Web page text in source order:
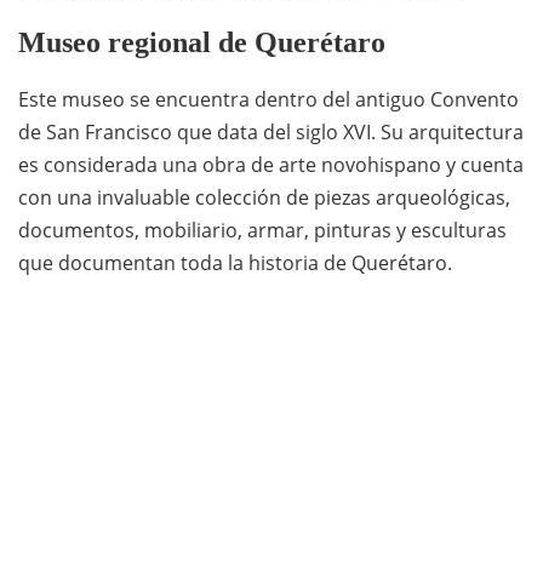
Museo regional de Querétaro
Este museo se encuentra dentro del antiguo Convento
de San Francisco que data del siglo XVI. Su arquitectura
es considerada una obra de arte novohispano y cuenta
con una invaluable colección de piezas arqueológicas,
documentos, mobiliario, armar, pinturas y esculturas
que documentan toda la historia de Querétaro.